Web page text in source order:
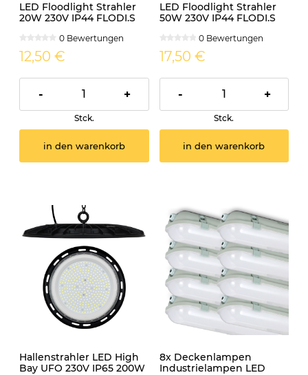
LED Floodlight Strahler
20W 230V IP44 FLODI.S
0 Bewertungen
12,50 €
- +
Stck.
in den warenkorb
LED Floodlight Strahler
50W 230V IP44 FLODI.S
0 Bewertungen
17,50 €
- +
Stck.
in den warenkorb
Hallenstrahler LED High
Bay UFO 230V IP65 200W
8x Deckenlampen
Industrielampen LED